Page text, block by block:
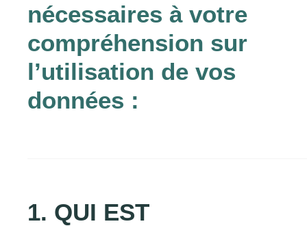
nécessaires à votre
compréhension sur
l’utilisation de vos
données :
1. QUI EST